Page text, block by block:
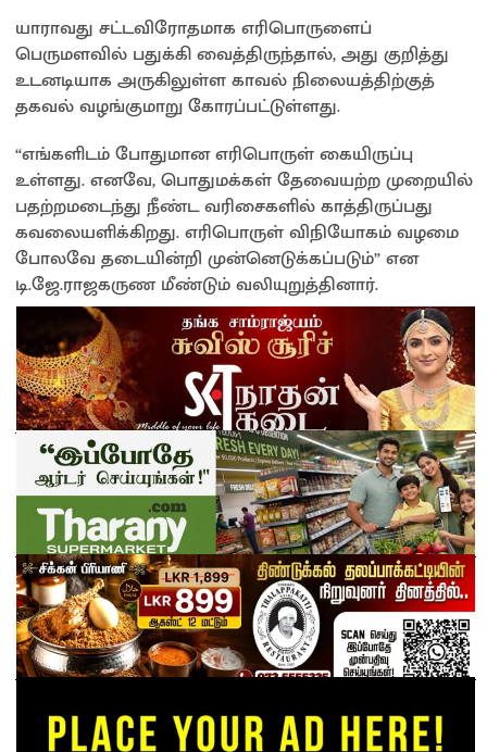
யாராவது சட்டவிரோதமாக எரிபொருளைப்
பெருமளவில் பதுக்கி வைத்திருந்தால், அது குறித்து
உடனடியாக அருகிலுள்ள காவல் நிலையத்திற்குத்
தகவல் வழங்குமாறு கோரப்பட்டுள்ளது.
“எங்களிடம் போதுமான எரிபொருள் கையிருப்பு
உள்ளது. எனவே, பொதுமக்கள் தேவையற்ற முறையில்
பதற்றமடைந்து நீண்ட வரிசைகளில் காத்திருப்பது
கவலையளிக்கிறது. எரிபொருள் விநியோகம் வழமை
போலவே தடையின்றி முன்னெடுக்கப்படும்” என
டி.ஜே.ராஜகருண மீண்டும் வலியுறுத்தினார்.